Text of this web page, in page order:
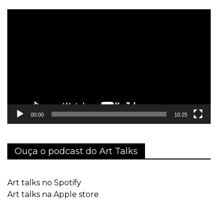
00:00 10:25
Ouça o podcast do Art Talks
Art talks no Spotify
Art talks na Apple store